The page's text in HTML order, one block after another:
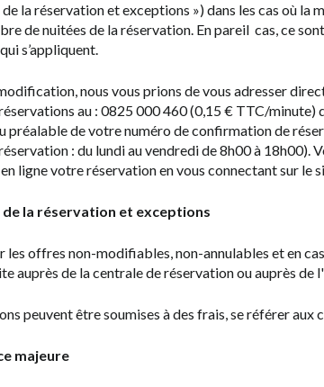
la réservation et exceptions ») dans les cas où la
de nuitées de la réservation. En pareil cas, ce
s’appliquent.
nous vous prions de vous adresser
au : 0825 000 460 (0,15 € TTC/minute)
préalable de votre numéro de confirmation de
: du lundi au vendredi de 8h00 à 18h00).
ligne votre réservation en vous connectant sur le
la réservation et exceptions
les offres non-modifiables, non-annulables et en
auprès de la centrale de réservation ou auprès de
peuvent être soumises à des frais, se référer aux
majeure